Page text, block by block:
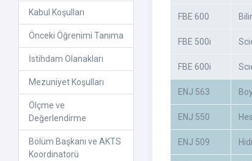
Kabul Koşulları
Önceki Öğrenimi Tanıma
İstihdam Olanakları
Mezuniyet Koşulları
Ölçme ve
Değerlendirme
Bölüm Başkanı ve AKTS
Koordinatorü
FBE 600
FBE 500i
FBE 600i
ENJ 563
ENJ 550
ENJ 509